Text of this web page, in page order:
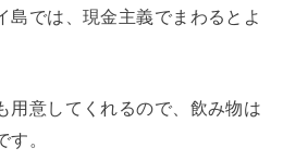
島では、現金主義でまわるとよ
用意してくれるので、飲み物は
。